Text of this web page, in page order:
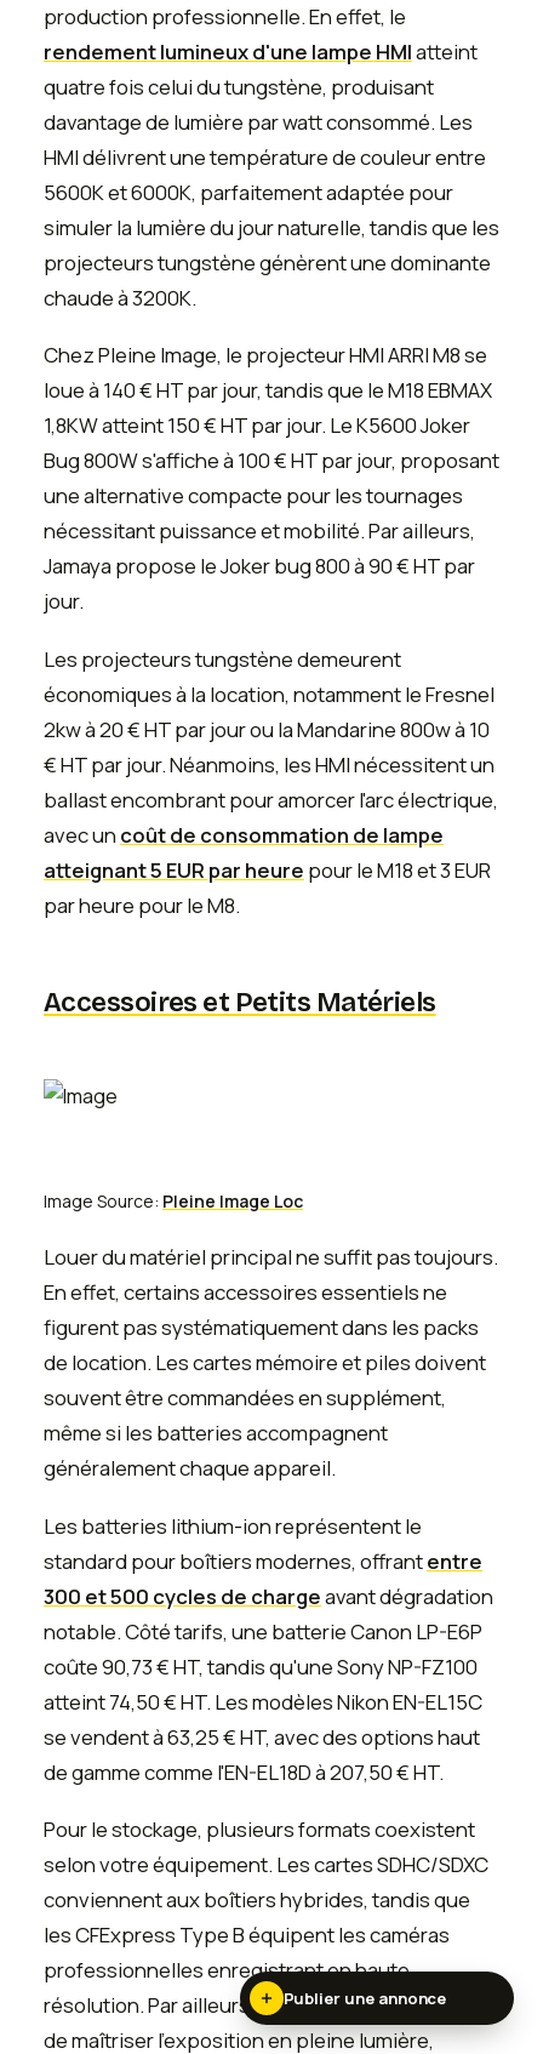
production professionnelle. En effet, le
rendement lumineux d'une lampe HMIatteint
quatre fois celui du tungstène, produisant
davantage de lumière par watt consommé. Les
HMI délivrent une température de couleur entre
5600K et 6000K, parfaitement adaptée pour
simuler la lumière du jour naturelle, tandis que les
projecteurs tungstène génèrent une dominante
chaude à 3200K.
Chez Pleine Image, le projecteur HMI ARRI M8 se
loue à 140 € HT par jour, tandis que le M18 EBMAX
1,8KW atteint 150 € HT par jour. Le K5600 Joker
Bug 800W s'affiche à 100 € HT par jour, proposant
une alternative compacte pour les tournages
nécessitant puissance et mobilité. Par ailleurs,
Jamaya propose le Joker bug 800 à 90 € HT par
jour.
Les projecteurs tungstène demeurent
économiques à la location, notamment le Fresnel
2kw à 20 € HT par jour ou la Mandarine 800w à 10
€ HT par jour. Néanmoins, les HMI nécessitent un
ballast encombrant pour amorcer l'arc électrique,
avec un coût de consommation de lampe
atteignant 5 EUR par heure pour le M18 et 3 EUR
par heure pour le M8.
Accessoires et Petits Matériels
Image Source: Pleine Image Loc
Louer du matériel principal ne suffit pas toujours.
En effet, certains accessoires essentiels ne
figurent pas systématiquement dans les packs
de location. Les cartes mémoire et piles doivent
souvent être commandées en supplément,
même si les batteries accompagnent
généralement chaque appareil.
Les batteries lithium-ion représentent le
standard pour boîtiers modernes, offrantentre
300 et 500 cycles de chargeavant dégradation
notable. Côté tarifs, une batterie Canon LP-E6P
coûte 90,73 € HT, tandis qu'une Sony NP-FZ100
atteint 74,50 € HT. Les modèles Nikon EN-EL15C
se vendent à 63,25 € HT, avec des options haut
de gamme comme l'EN-EL18D à 207,50 € HT.
Pour le stockage, plusieurs formats coexistent
selon votre équipement. Les cartes SDHC/SDXC
conviennent aux boîtiers hybrides, tandis que
les CFExpress Type B équipent les caméras
professionnelles enregistrant en haute
résolution. Par ailleurs, les filtres ND permettent
de maîtriser l'exposition en pleine lumière,
Publier une annonce